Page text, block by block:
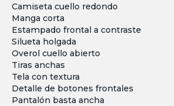
Camiseta cuello redondo
Manga corta
Estampado frontal a contraste
Silueta holgada
Overol cuello abierto
Tiras anchas
Tela con textura
Detalle de botones frontales
Pantalón basta ancha